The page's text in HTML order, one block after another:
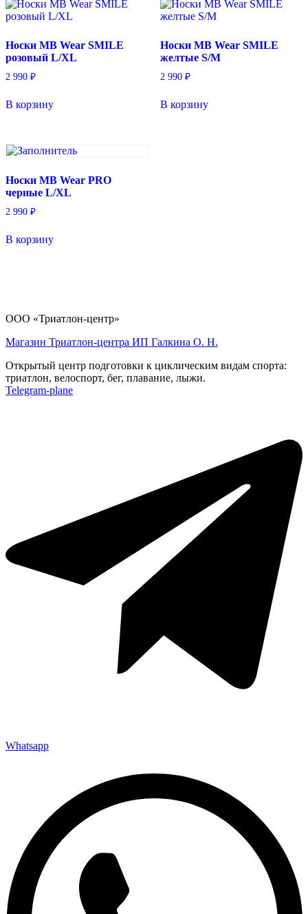
Носки MB Wear SMILE
розовый L/XL
2 990 ₽
В корзину
Носки MB Wear SMILE
желтые S/M
2 990 ₽
В корзину
Носки MB Wear PRO
черные L/XL
2 990 ₽
В корзину
ООО «Триатлон-центр»
Магазин Триатлон-центра ИП Галкина О. Н.
Открытый центр подготовки к циклическим видам спорта:
триатлон, велоспорт, бег, плавание, лыжи.
Telegram-plane
Whatsapp